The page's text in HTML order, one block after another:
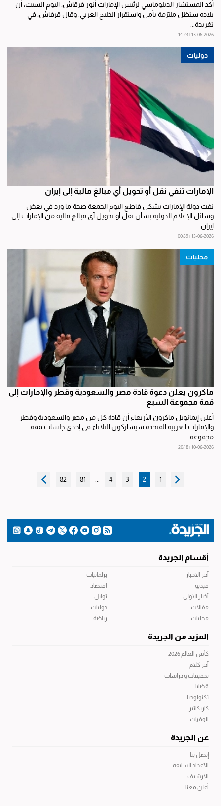
أكد المستشار الدبلوماسي لرئيس الإمارات أنور قرقاش، اليوم السبت، أن
بلاده ستظل ملتزمة بأمن واستقرار الخليج العربي. وقال قرقاش، في
تغريدة...
13-06-2026 | 14:23
دوليات
الإمارات تنفي نقل أو تحويل أي مبالغ مالية إلى إيران
نفت دولة الإمارات بشكل قاطع اليوم الجمعة صحة ما ورد في بعض
وسائل الإعلام الدولية بشأن نقل أو تحويل أي مبالغ مالية من الإمارات إلى
إيران...
13-06-2026 | 00:59
محليات
ماكرون يعلن دعوة قادة مصر والسعودية وقطر والإمارات إلى
قمة مجموعة السبع
أعلن إيمانويل ماكرون الأربعاء أن قادة كل من مصر والسعودية وقطر
والإمارات العربية المتحدة سيشاركون الثلاثاء في إحدى جلسات قمة
مجموعة...
10-06-2026 | 20:18
1
2
3
4
81
82
أقسام الجريدة
آخر الاخبار
فيديو
أخبار الاولى
مقالات
محليات
برلمانيات
اقتصاد
توابل
دوليات
رياضة
المزيد من الجريدة
كأس العالم 2026
آخر كلام
تحقيقات و دراسات
قضايا
تكنولوجيا
كاريكاتير
الوفيات
عن الجريدة
إتصل بنا
الأعداد السابقة
الارشيف
أعلن معنا